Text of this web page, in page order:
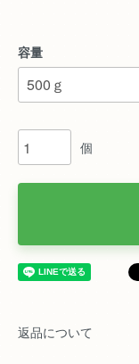
容量
個
返品について